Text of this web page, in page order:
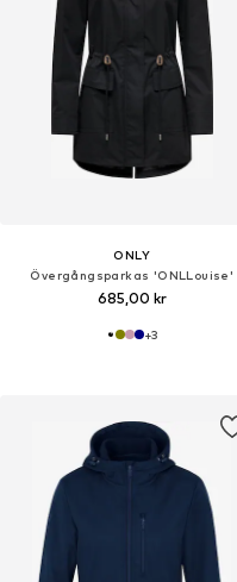
ONLY
Övergångsparkas 'ONLLouise'
685,00 kr
+3